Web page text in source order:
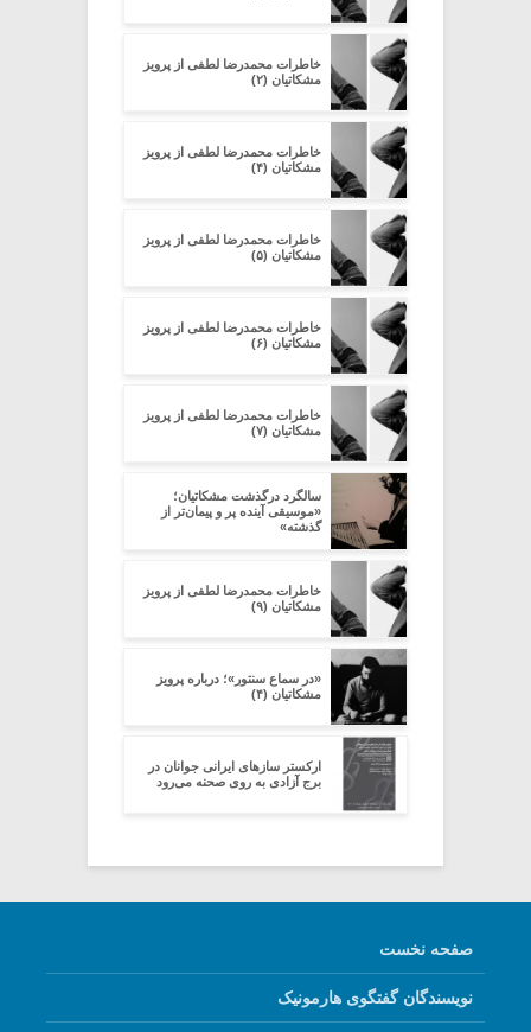
خاطرات محمدرضا لطفی از پرویز
مشکاتیان (۲)
خاطرات محمدرضا لطفی از پرویز
مشکاتیان (۴)
خاطرات محمدرضا لطفی از پرویز
مشکاتیان (۵)
خاطرات محمدرضا لطفی از پرویز
مشکاتیان (۶)
خاطرات محمدرضا لطفی از پرویز
مشکاتیان (۷)
سالگرد درگذشت مشکاتیان؛
«موسیقی آینده پر‌ و پیمان‌تر از
گذشته»
خاطرات محمدرضا لطفی از پرویز
مشکاتیان (۹)
«در سماع سنتور»؛ درباره پرویز
مشکاتیان (۴)
ارکستر سازهای ایرانی جوانان در
برج آزادی به روی صحنه می‌رود
صفحه نخست
نویسندگان گفتگوی هارمونیک